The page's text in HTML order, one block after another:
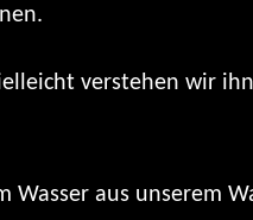
verstehen wir
aus unserem